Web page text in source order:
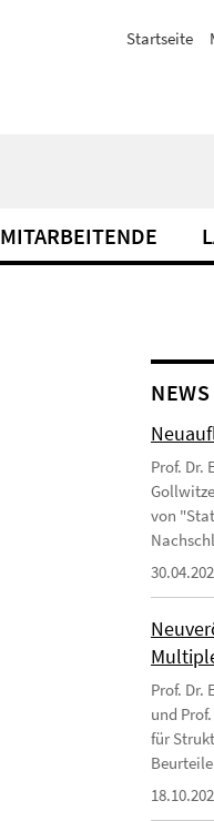
Startseite
MITARBEITENDE
NEWS
Prof. Dr.
von
Prof. Dr.
und
für